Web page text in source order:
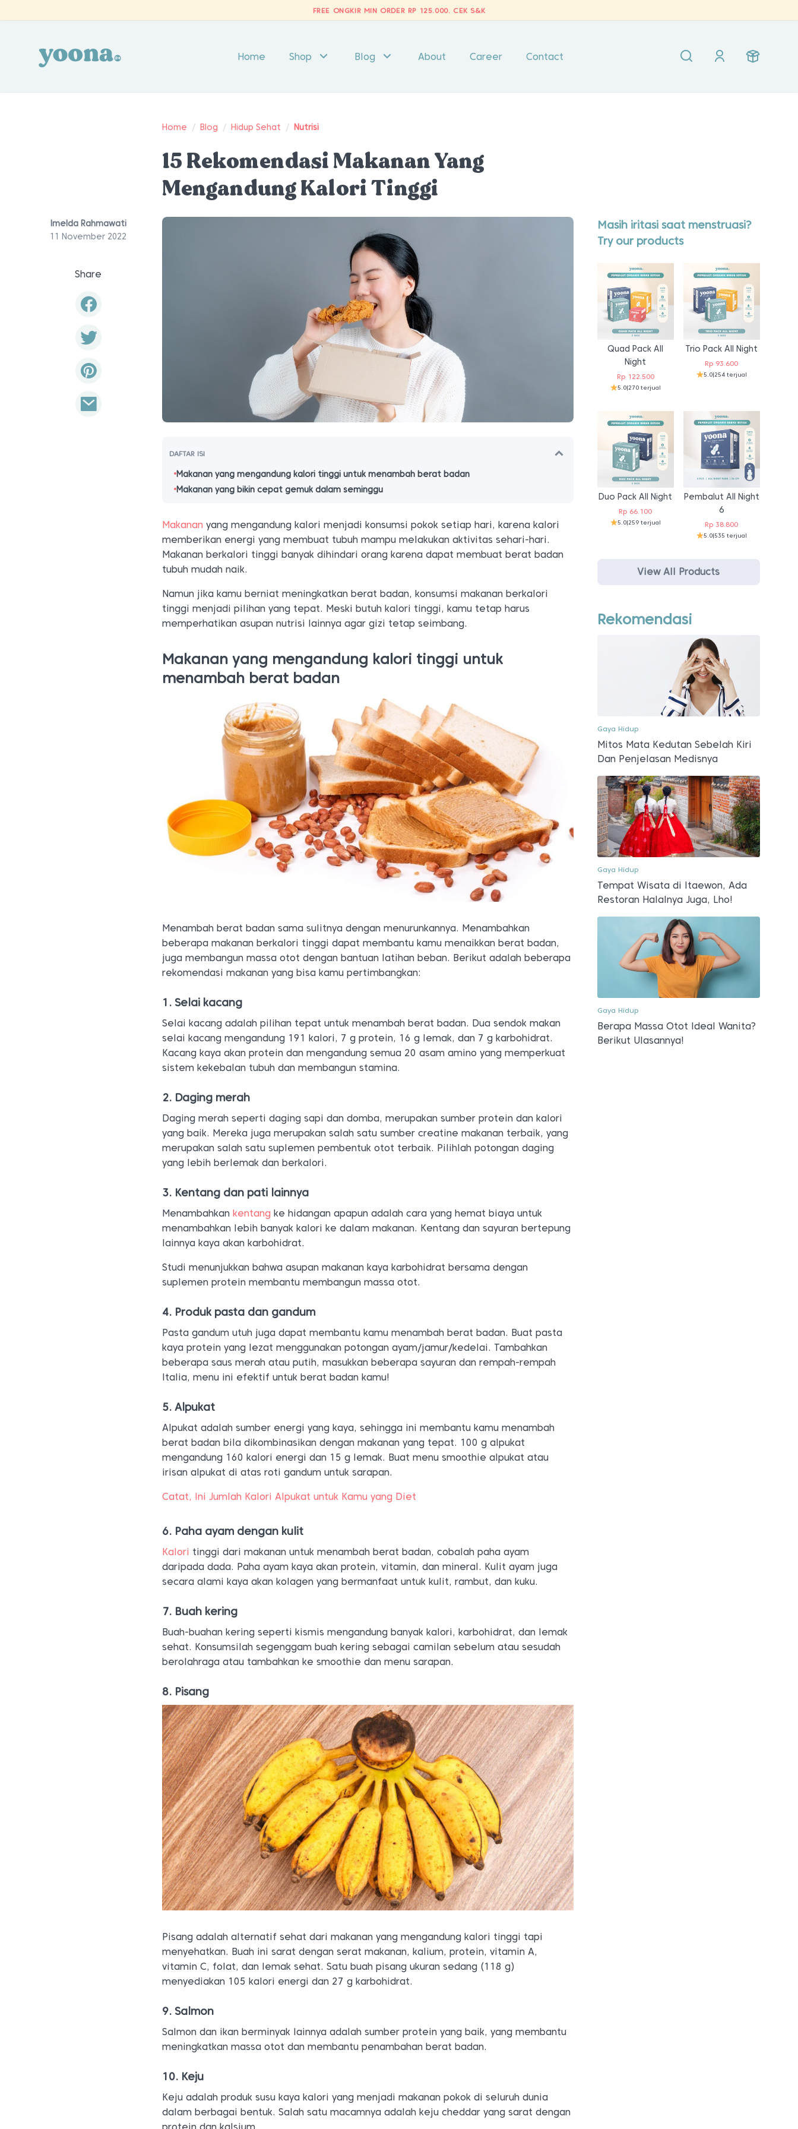
FREE ONGKIR MIN ORDER RP 125.000. CEK S&K
Home Shop Blog About Career Contact
Home / Blog / Hidup Sehat / Nutrisi
15 Rekomendasi Makanan Yang
Mengandung Kalori Tinggi
Imelda Rahmawati
11 November 2022
Share
DAFTAR ISI
Makanan yang mengandung kalori tinggi untuk menambah berat badan
Makanan yang bikin cepat gemuk dalam seminggu
Makanan yang mengandung kalori menjadi konsumsi pokok setiap hari, karena kalori
memberikan energi yang membuat tubuh mampu melakukan aktivitas sehari-hari.
Makanan berkalori tinggi banyak dihindari orang karena dapat membuat berat badan
tubuh mudah naik.
Namun jika kamu berniat meningkatkan berat badan, konsumsi makanan berkalori
tinggi menjadi pilihan yang tepat. Meski butuh kalori tinggi, kamu tetap harus
memperhatikan asupan nutrisi lainnya agar gizi tetap seimbang.
Makanan yang mengandung kalori tinggi untuk
menambah berat badan
Menambah berat badan sama sulitnya dengan menurunkannya. Menambahkan
beberapa makanan berkalori tinggi dapat membantu kamu menaikkan berat badan,
juga membangun massa otot dengan bantuan latihan beban. Berikut adalah beberapa
rekomendasi makanan yang bisa kamu pertimbangkan:
1. Selai kacang
Selai kacang adalah pilihan tepat untuk menambah berat badan. Dua sendok makan
selai kacang mengandung 191 kalori, 7 g protein, 16 g lemak, dan 7 g karbohidrat.
Kacang kaya akan protein dan mengandung semua 20 asam amino yang memperkuat
sistem kekebalan tubuh dan membangun stamina.
2. Daging merah
Daging merah seperti daging sapi dan domba, merupakan sumber protein dan kalori
yang baik. Mereka juga merupakan salah satu sumber creatine makanan terbaik, yang
merupakan salah satu suplemen pembentuk otot terbaik. Pilihlah potongan daging
yang lebih berlemak dan berkalori.
3. Kentang dan pati lainnya
Menambahkankentang ke hidangan apapun adalah cara yang hemat biaya untuk
menambahkan lebih banyak kalori ke dalam makanan. Kentang dan sayuran bertepung
lainnya kaya akan karbohidrat.
Studi menunjukkan bahwa asupan makanan kaya karbohidrat bersama dengan
suplemen protein membantu membangun massa otot.
4. Produk pasta dan gandum
Pasta gandum utuh juga dapat membantu kamu menambah berat badan. Buat pasta
kaya protein yang lezat menggunakan potongan ayam/jamur/kedelai. Tambahkan
beberapa saus merah atau putih, masukkan beberapa sayuran dan rempah-rempah
Italia, menu ini efektif untuk berat badan kamu!
5. Alpukat
Alpukat adalah sumber energi yang kaya, sehingga ini membantu kamu menambah
berat badan bila dikombinasikan dengan makanan yang tepat. 100 g alpukat
mengandung 160 kalori energi dan 15 g lemak. Buat menu smoothie alpukat atau
irisan alpukat di atas roti gandum untuk sarapan.
Catat, Ini Jumlah Kalori Alpukat untuk Kamu yang Diet
6. Paha ayam dengan kulit
Kalori tinggi dari makanan untuk menambah berat badan, cobalah paha ayam
daripada dada. Paha ayam kaya akan protein, vitamin, dan mineral. Kulit ayam juga
secara alami kaya akan kolagen yang bermanfaat untuk kulit, rambut, dan kuku.
7. Buah kering
Buah-buahan kering seperti kismis mengandung banyak kalori, karbohidrat, dan lemak
sehat. Konsumsilah segenggam buah kering sebagai camilan sebelum atau sesudah
berolahraga atau tambahkan ke smoothie dan menu sarapan.
8. Pisang
Pisang adalah alternatif sehat dari makanan yang mengandung kalori tinggi tapi
menyehatkan. Buah ini sarat dengan serat makanan, kalium, protein, vitamin A,
vitamin C, folat, dan lemak sehat. Satu buah pisang ukuran sedang (118 g)
menyediakan 105 kalori energi dan 27 g karbohidrat.
9. Salmon
Salmon dan ikan berminyak lainnya adalah sumber protein yang baik, yang membantu
meningkatkan massa otot dan membantu penambahan berat badan.
10. Keju
Keju adalah produk susu kaya kalori yang menjadi makanan pokok di seluruh dunia
dalam berbagai bentuk. Salah satu macamnya adalah keju cheddar yang sarat dengan
Masih iritasi saat menstruasi?
Try our products
Quad Pack All
Night
Rp122.500
5.0|270 terjual
Trio Pack All Night
Rp 93.600
5.0|254 terjual
Duo Pack All Night
Rp 66.100
5.0|259 terjual
Pembalut All Night
6
Rp 38.800
5.0|535 terjual
View All Products
Rekomendasi
Gaya Hidup
Mitos Mata Kedutan Sebelah Kiri
Dan Penjelasan Medisnya
Gaya Hidup
Tempat Wisata di Itaewon, Ada
Restoran Halalnya Juga, Lho!
Gaya Hidup
Berapa Massa Otot Ideal Wanita?
Berikut Ulasannya!